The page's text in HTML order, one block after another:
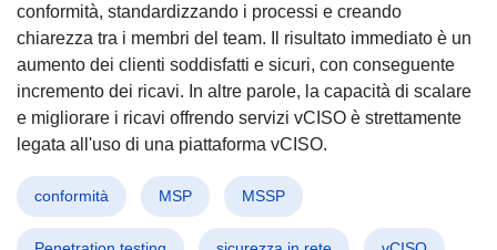
conformità, standardizzando i processi e creando
chiarezza tra i membri del team. Il risultato immediato è un
aumento dei clienti soddisfatti e sicuri, con conseguente
incremento dei ricavi. In altre parole, la capacità di scalare
e migliorare i ricavi offrendo servizi vCISO è strettamente
legata all'uso di una piattaforma vCISO.
conformità MSP MSSP